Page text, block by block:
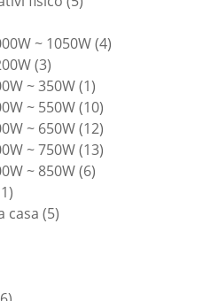
~ 1050W 44
33
prodotti
~ 350W 11
prodotto
~ 550W 1010
prodotti
~ 650W 1212
prodotti
~ 750W 1313
~ 850W 66
11
prodotti
casa 55